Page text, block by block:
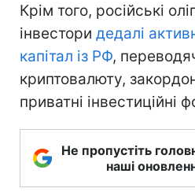
Крім того, російські
інвестори дедалі
капітал із РФ,
криптовалюту,
приватні інвестиційні
Не пропустіть
наші